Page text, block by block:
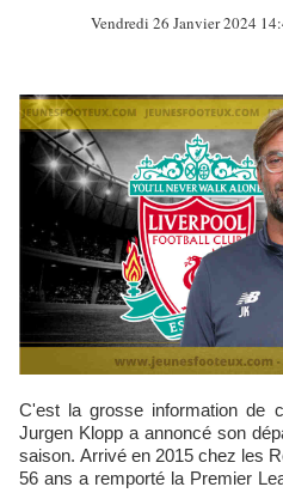
Vendredi 26 Janvier 2024
C'est la grosse information de ce vendredi 26 janvier 2024 :
Jurgen Klopp a annoncé son
saison. Arrivé en 2015 chez les
56 ans a remporté la Premier